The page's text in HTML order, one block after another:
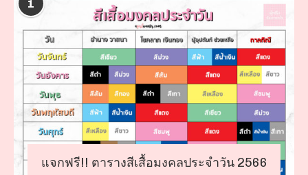
1
แจกฟรี!! ตารางสีเสื้อมงคลประจำวัน 2566